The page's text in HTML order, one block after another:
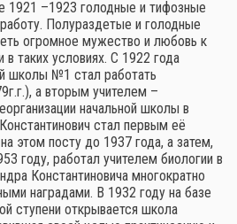
1921 –1923 голодные и тифозные
Полураздетые и голодные
огромное мужество и любовь к
таких условиях. С 1922 года
школы №1 стал работать
а вторым учителем –
начальной школы в
стал первым её
этом посту до 1937 года, а затем,
году, работал учителем биологии в
Константиновича многократно
наградами. В 1932 году на базе
ступени открывается школа